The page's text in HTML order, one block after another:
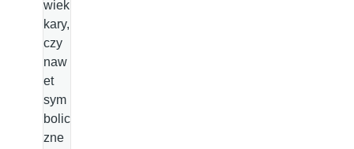
wiek
kary,
czy
naw
et
sym
bolic
zne